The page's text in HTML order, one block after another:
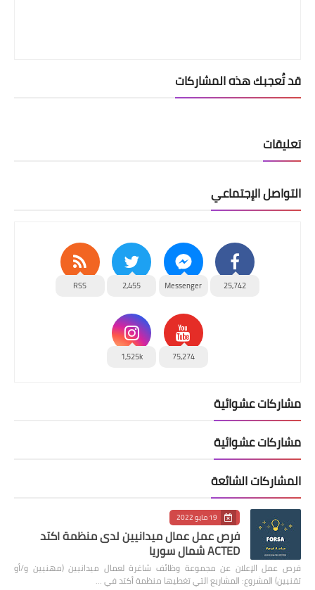
قد تُعجبك هذه المشاركات
تعليقات
التواصل الإجتماعي
25,742
Messenger
2,455
RSS
75,274
1,525k
مشاركات عشوائية
مشاركات عشوائية
المشاركات الشائعة
19 مايو 2022
فرص عمل عمال ميدانيين لدى منظمة اكتد
ACTED شمال سوريا
فرص عمل الإعلان عن مجموعة وظائف شاغرة لعمال ميدانيين (مهنيين و/أو
تقنيين) المشروع: المشاريع التي تغطيها منظمة أكتد في …